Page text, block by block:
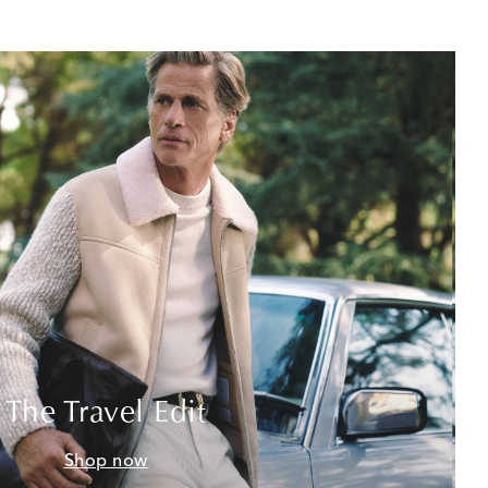
The Travel Edit
Shop now